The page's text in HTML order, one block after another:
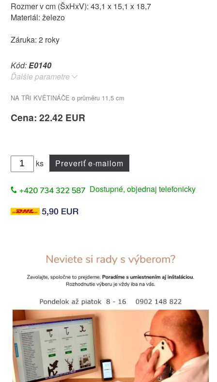
Rozmer v cm (ŠxHxV): 43,1 x 15,1 x 18,7
Materiál: železo
Záruka: 2 roky
Kód:E0140
Ďalšie parametre
NA TŘI KVĚTINÁČE o průměru 11,5 cm
Cena: 22.42 EUR
ks Preveriť e-mailom
Dostupné, objednaj telefonicky